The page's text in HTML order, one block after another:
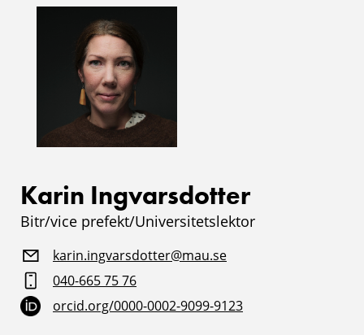
Karin Ingvarsdotter
Bitr/vice prefekt/Universitetslektor
karin.ingvarsdotter@mau.se
040-665 75 76
orcid.org/0000-0002-9099-9123